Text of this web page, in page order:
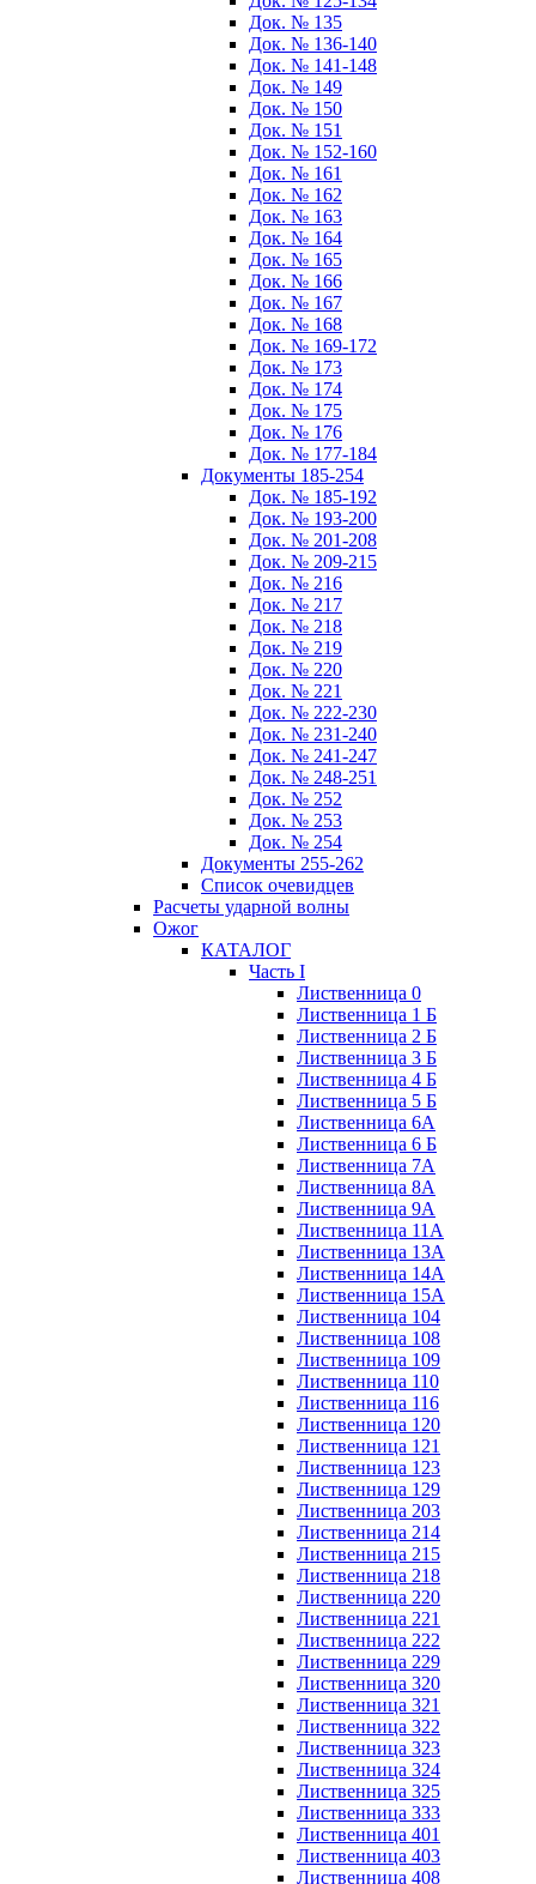
Док. № 135
Док. № 136-140
Док. № 141-148
Док. № 149
Док. № 150
Док. № 151
Док. № 152-160
Док. № 161
Док. № 162
Док. № 163
Док. № 164
Док. № 165
Док. № 166
Док. № 167
Док. № 168
Док. № 169-172
Док. № 173
Док. № 174
Док. № 175
Док. № 176
Док. № 177-184
Документы 185-254
Док. № 185-192
Док. № 193-200
Док. № 201-208
Док. № 209-215
Док. № 216
Док. № 217
Док. № 218
Док. № 219
Док. № 220
Док. № 221
Док. № 222-230
Док. № 231-240
Док. № 241-247
Док. № 248-251
Док. № 252
Док. № 253
Док. № 254
Документы 255-262
Список очевидцев
Расчеты ударной волны
Ожог
КАТАЛОГ
Часть I
Лиственница 0
Лиственница 1 Б
Лиственница 2 Б
Лиственница 3 Б
Лиственница 4 Б
Лиственница 5 Б
Лиственница 6А
Лиственница 6 Б
Лиственница 7А
Лиственница 8А
Лиственница 9А
Лиственница 11А
Лиственница 13А
Лиственница 14А
Лиственница 15А
Лиственница 104
Лиственница 108
Лиственница 109
Лиственница 110
Лиственница 116
Лиственница 120
Лиственница 121
Лиственница 123
Лиственница 129
Лиственница 203
Лиственница 214
Лиственница 215
Лиственница 218
Лиственница 220
Лиственница 221
Лиственница 222
Лиственница 229
Лиственница 320
Лиственница 321
Лиственница 322
Лиственница 323
Лиственница 324
Лиственница 325
Лиственница 333
Лиственница 401
Лиственница 403
Лиственница 408